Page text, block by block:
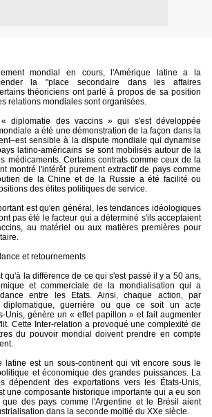
mondial en cours, l'Amérique latine a la
la "place secondaire dans les affaires
théoriciens ont parlé à propos de sa position
relations mondiales sont organisées.
diplomatie des vaccins » qui s'est développée
a été une démonstration de la façon dans la
sensible à la dispute mondiale qui dynamise
latino-américains se sont mobilisés autour de la
médicaments. Certains contrats comme ceux de la
montré l'intérêt purement extractif de pays comme
de la Chine et de la Russie a été facilité ou
des élites politiques de service.
est qu'en général, les tendances idéologiques
pas été le facteur qui a déterminé s'ils acceptaient
au matériel ou aux matières premières pour
et retournements
qu'à la différence de ce qui s'est passé il y a 50 ans,
et commerciale de la mondialisation qui a
entre les Etats. Ainsi, chaque action, par
diplomatique, guerrière ou que ce soit un acte
Unis, génère un « effet papillon » et fait augmenter
Cette Inter-relation a provoqué une complexité de
du pouvoir mondial doivent prendre en compte
latine est un sous-continent qui vit encore sous le
et économique des grandes puissances. La
dépendent des exportations vers les États-Unis,
une composante historique importante qui a eu son
des pays comme l'Argentine et le Brésil aient
dans la seconde moitié du XXe siècle.